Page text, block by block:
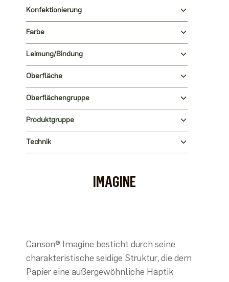
Konfektionierung
Farbe
Leimung/Bindung
Oberfläche
Oberflächengruppe
Produktgruppe
Technik
IMAGINE
Canson® Imagine besticht durch seine
charakteristische seidige Struktur, die dem
Papier eine außergewöhnliche Haptik